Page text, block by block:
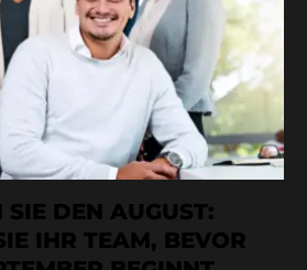
SIE DEN AUGUST:
IHR TEAM, BEVOR